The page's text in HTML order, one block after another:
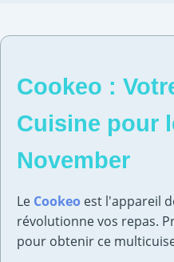
Cookeo :
Cuisine pour
November
Le Cookeo est l'appareil
révolutionne vos repas.
pour obtenir ce